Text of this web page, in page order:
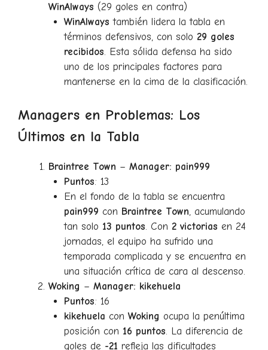
WinAlways (29 goles en contra)
WinAlways también lidera la tabla en
términos defensivos, con solo 29 goles
recibidos. Esta sólida defensa ha sido
uno de los principales factores para
mantenerse en la cima de la clasificación.
Managers en Problemas: Los
Últimos en la Tabla
Braintree Town – Manager: pain999
Puntos: 13
En el fondo de la tabla se encuentra
pain999 con Braintree Town, acumulando
tan solo 13 puntos. Con 2 victorias en 24
jornadas, el equipo ha sufrido una
temporada complicada y se encuentra en
una situación crítica de cara al descenso.
Woking – Manager: kikehuela
Puntos: 16
kikehuela con Woking ocupa la penúltima
posición con 16 puntos. La diferencia de
goles de -21 refleja las dificultades